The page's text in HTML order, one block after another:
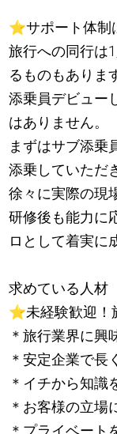
⭐サポート体制
旅行への同行は
るものもありま
添乗員デビュー
はありません。
まずはサブ添乗
添乗していただ
徐々に実際の現
研修後も能力に
ロとして着実に
求めている人材
⭐未経験歓迎！
＊旅行業界に興
＊安定企業で長
＊イチから知識
＊お客様の立場
＊プライベート